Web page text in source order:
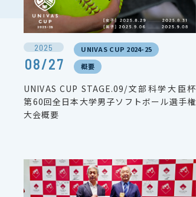
2025
08/27
UNIVAS CUP 2024-25
概要
UNIVAS CUP STAGE.09/文部科学大臣杯
第60回全日本大学男子ソフトボール選手権
大会概要